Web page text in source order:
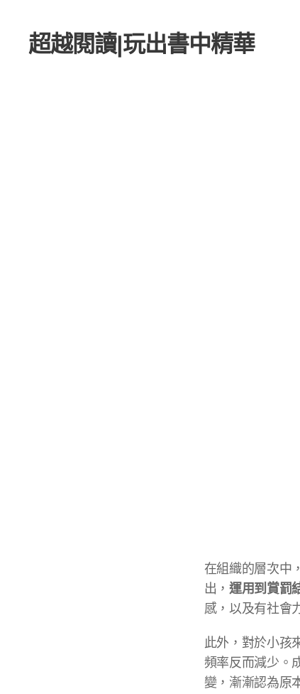
超越閱讀| 玩出書中精華
在組織的層次中
出， 運用到賞罰
感，以及有社會
此外，對於小孩
頻率反而減少。
變，漸漸認為原